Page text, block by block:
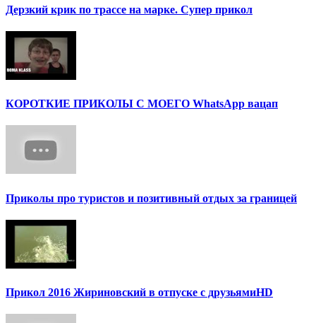
Дерзкий крик по трассе на марке. Супер прикол
КОРОТКИЕ ПРИКОЛЫ С МОЕГО WhatsApp вацап
Приколы про туристов и позитивный отдых за границей
Прикол 2016 Жириновский в отпуске с друзьямиHD